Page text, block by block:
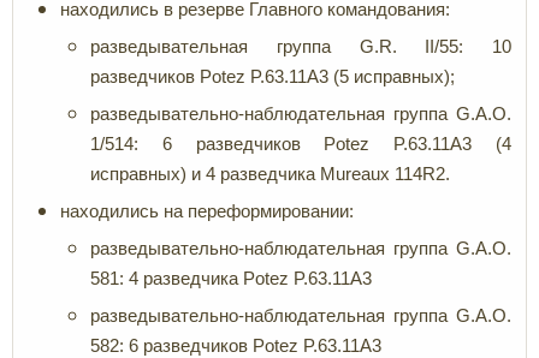
находились в резерве Главного командования:
разведывательная группа G.R. II/55: 10
разведчиков Potez P.63.11A3 (5 исправных);
разведывательно-наблюдательная группа G.A.O.
1/514: 6 разведчиков Potez P.63.11A3 (4
исправных) и 4 разведчика Mureaux 114R2.
находились на переформировании:
разведывательно-наблюдательная группа G.A.O.
581: 4 разведчика Potez P.63.11A3
разведывательно-наблюдательная группа G.A.O.
582: 6 разведчиков Potez P.63.11A3